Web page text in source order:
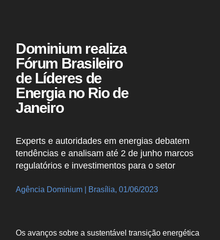
Dominium realiza
Fórum Brasileiro
de Líderes de
Energia no Rio de
Janeiro
Experts e autoridades em energias debatem
tendências e analisam até 2 de junho marcos
regulatórios e investimentos para o setor
Agência Dominium | Brasília, 01/06/2023
Os avanços sobre a sustentável transição energética